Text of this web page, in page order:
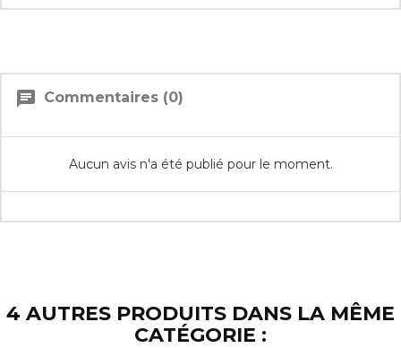
chat Commentaires (0)
Aucun avis n'a été publié pour le moment.
4 AUTRES PRODUITS DANS LA MÊME
CATÉGORIE :